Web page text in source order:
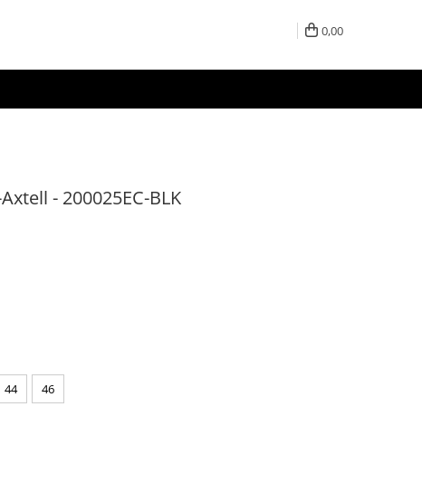
0,00
- 200025EC-BLK
44 46